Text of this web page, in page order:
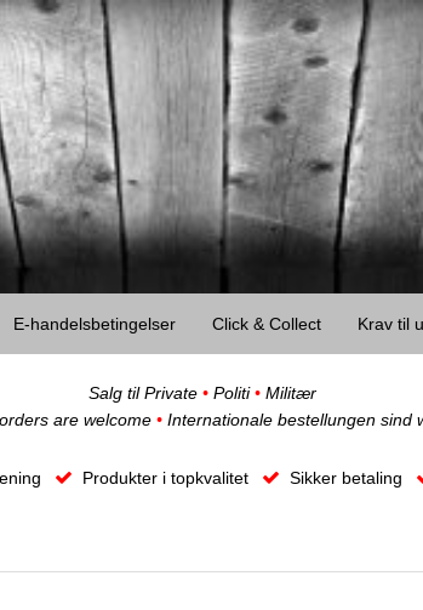
E-handelsbetingelser Click & Collect Krav til
Salg til Private •Politi•Militær
are welcome •Internationale bestellungen sind
Produkter i topkvalitet Sikker betaling